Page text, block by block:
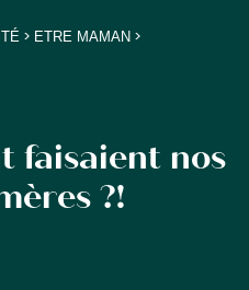
> ETRE MAMAN >
faisaient nos
?!